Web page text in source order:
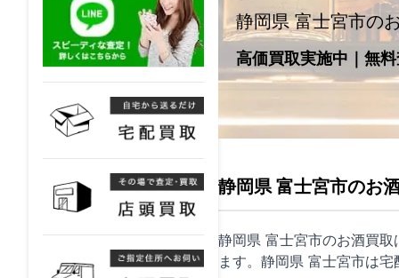
静岡県 富士宮市の
高価買取実施中｜無
静岡県 富士宮市のお
静岡県 富士宮市のお酒買
ます。静岡県 富士宮市は宅